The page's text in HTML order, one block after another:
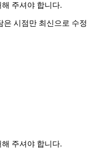
주셔야 합니다.
은 시점만 최신으로 수정
주셔야 합니다.